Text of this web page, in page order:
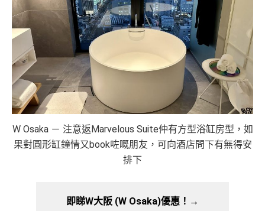
W Osaka － 注意返Marvelous Suite仲有方型浴缸房型，如
果對圓形缸鐘情又book咗嘅朋友，可向酒店問下有無得安
排下
即睇W大阪 (W Osaka)優惠！ →